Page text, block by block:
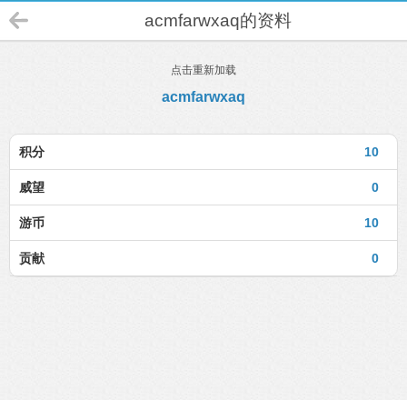
acmfarwxaq的资料
点击重新加载
acmfarwxaq
10
积分
0
威望
10
游币
0
贡献